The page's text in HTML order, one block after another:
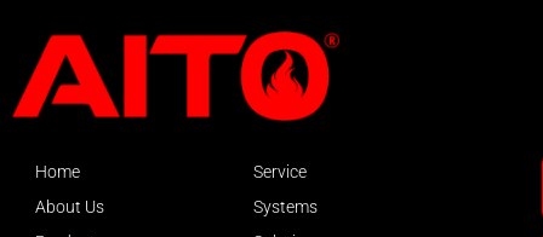
Home
About Us
Service
Systems